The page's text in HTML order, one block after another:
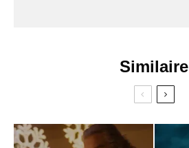
Similaire